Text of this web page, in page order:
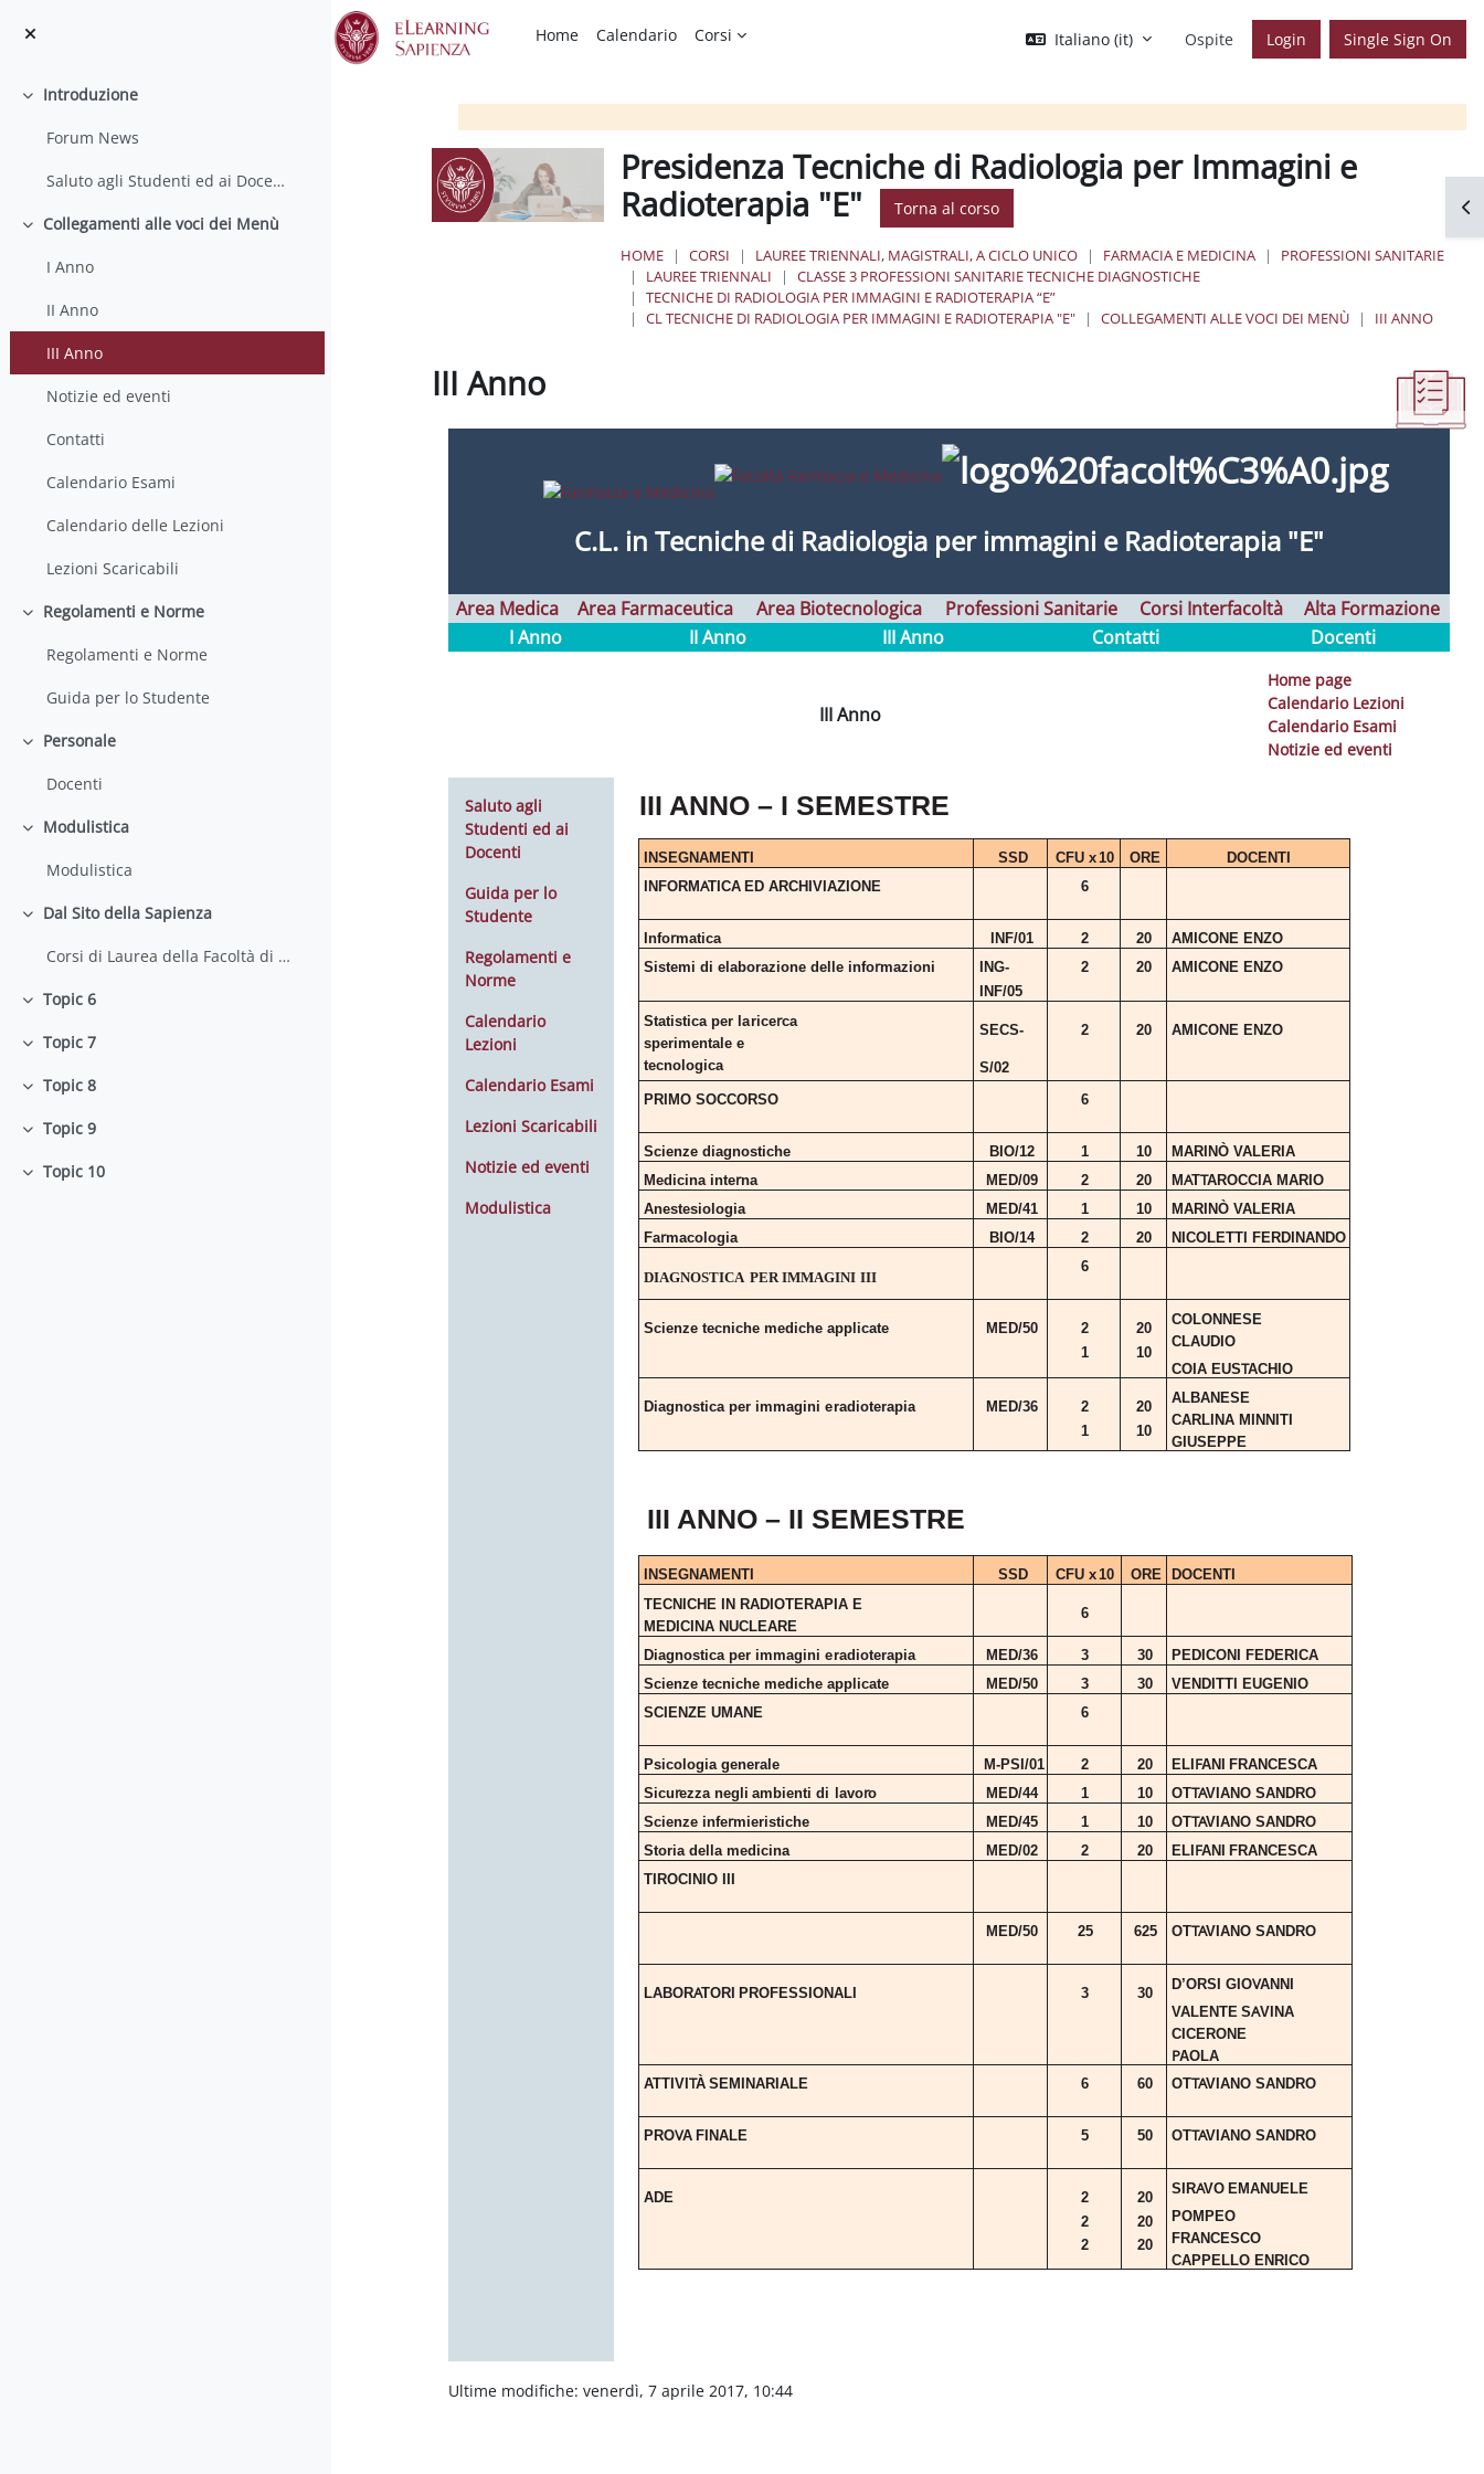
Home
Calendario Corsi Italiano ‎(it)‎ Ospite Login Single Sign On
Minimizza
Introduzione
Forum News
Saluto agli Studenti ed ai Docenti
Minimizza
Collegamenti alle voci dei Menù
I Anno
II Anno
III Anno
Notizie ed eventi
Contatti
Calendario Esami
Calendario delle Lezioni
Lezioni Scaricabili
Minimizza
Regolamenti e Norme
Regolamenti e Norme
Guida per lo Studente
Minimizza
Personale
Docenti
Minimizza
Modulistica
Modulistica
Minimizza
Dal Sito della Sapienza
Corsi di Laurea della Facoltà di Farmacia e Medicina
Minimizza
Topic 6
Minimizza
Topic 7
Minimizza
Topic 8
Minimizza
Topic 9
Minimizza
Topic 10
Presidenza Tecniche di Radiologia per Immagini e
Radioterapia "E"
Torna al corso
HOME CORSI LAUREE TRIENNALI, MAGISTRALI, A CICLO UNICO FARMACIA E MEDICINA
PROFESSIONI SANITARIE
LAUREE TRIENNALI
CLASSE 3 PROFESSIONI SANITARIE TECNICHE DIAGNOSTICHE
TECNICHE DI RADIOLOGIA PER IMMAGINI E RADIOTERAPIA “E”
CL TECNICHE DI RADIOLOGIA PER IMMAGINI E RADIOTERAPIA "E"
COLLEGAMENTI ALLE VOCI DEI MENÙ III ANNO
III Anno
C.L. in Tecniche di Radiologia per immagini e Radioterapia "E"
Area Medica Area Farmaceutica Area Biotecnologica Professioni Sanitarie Corsi Interfacoltà
Alta Formazione
I Anno
II Anno III Anno Contatti Docenti
III Anno
Home page
Calendario Lezioni
Calendario Esami
Notizie ed eventi
Saluto agli
Studenti ed ai
Docenti
Guida per lo
Studente
Regolamenti e
Norme
Calendario
Lezioni
Calendario Esami
Lezioni Scaricabili
Notizie ed eventi
Modulistica
III ANNO – I SEMESTRE
INSEGNAMENTI SSD CFU x10 ORE
DOCENTI
INFORMATICA ED ARCHIVIAZIONE 6
Informatica INF/01 2 20 AMICONE ENZO
Sistemi di elaborazione delle informazioni
ING-
INF/05
2 20 AMICONE ENZO
Statistica per laricerca
sperimentale e
tecnologica
SECS-
S/02
2 20 AMICONE ENZO
PRIMO SOCCORSO 6
Scienze diagnostiche BIO/12 1 10 MARINÒ VALERIA
Medicina interna MED/09 2 20 MATTAROCCIA MARIO
Anestesiologia
MED/41 1 10 MARINÒ VALERIA
Farmacologia BIO/14 2 20 NICOLETTI FERDINANDO
DIAGNOSTICA PER IMMAGINI III
6
Scienze tecniche mediche applicate MED/50
2
1
20
10
COLONNESE
CLAUDIO
COIA EUSTACHIO
Diagnostica per immagini eradioterapia MED/36
2
1
20
10
ALBANESE
CARLINA MINNITI
GIUSEPPE
III ANNO – II SEMESTRE
INSEGNAMENTI SSD CFUx10 ORE
DOCENTI
TECNICHE IN RADIOTERAPIA E
MEDICINA NUCLEARE
6
Diagnostica per immagini eradioterapia MED/36 3 30 PEDICONI
FEDERICA
Scienze tecniche mediche applicate MED/50 3 30 VENDITTI
EUGENIO
SCIENZE UMANE 6
Psicologia generale M-PSI/01 2 20 ELI FANI
FRANCESCA
Sicurezza negli ambienti di lavoro MED/44 1 10 OTTAVIANO SANDRO
Scienze infermieristiche MED/45 1 10 OTTAVIANO SANDRO
Storia della medicina MED/02 2 20 ELI FANI
FRANCESCA
TIROCINIO
MED/50 25 625 OTTAVIANO SANDRO
LABORATORI PROFESSIONALI 3 30
D’ORSI GIOVANNI
VALENTE SAVINA
CICERONE
PAOLA
ATTIVI TÀ SEMINARIALE 6 60 OTTAVIANO SANDRO
PROVA FINALE 5 50 OTTAVIANO SANDRO
ADE
2
2
2
20
20
20
SIRAVO EMANUELE
POMPEO
FRANCESCO
CAPPELLO ENRICO
Ultime modifiche: venerdì, 7 aprile 2017, 10:44